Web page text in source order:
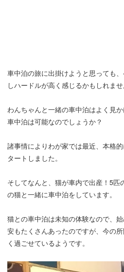
車中泊の旅に出掛けようと思っても
しハードルが高く感じるかもしれませ
わんちゃんと一緒の車中泊はよく見
車中泊は可能なのでしょうか？
諸事情によりわが家では最近、本格
タートしました。
そしてなんと、猫が車内で出産！5匹
の猫と一緒に車中泊をしています。
猫との車中泊は未知の体験なので、
安もたくさんあったのですが、今の
く過ごせているようです。